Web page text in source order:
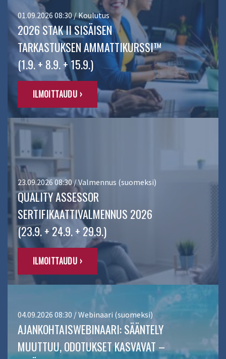
01.09.2026 08:30 / Koulutus
2026 STAK II SISÄISEN
TARKASTUKSEN AMMATTIKURSSI™
(1.9. + 8.9. + 15.9.)
ILMOITTAUDU ›
23.09.2026 08:30 / Valmennus (suomeksi)
QUALITY ASSESSOR
SERTIFIKAATTIVALMENNUS 2026
(23.9. + 24.9. + 29.9.)
ILMOITTAUDU ›
04.09.2026 08:30 / Webinaari (suomeksi)
AJANKOHTAISWEBINAARI: SÄÄNTELY
MUUTTUU, ODOTUKSET KASVAVAT –